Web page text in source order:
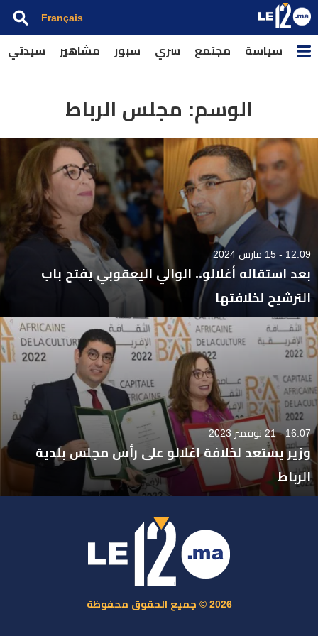
Français
سياسة مجتمع سري سبور مشاهير سيدتي
الوسم: مجلس الرباط
12:09 - 15 مارس 2024
بعد استقاله أغلالو.. الوالي اليعقوبي يفتح باب
الترشيح لخلافتها
16:07 - 21 نوفمبر 2023
وزير يستعد لخلافة اغلالو على رأس مجلس بلدية
الرباط
2026 © جميع الحقوق محفوظة